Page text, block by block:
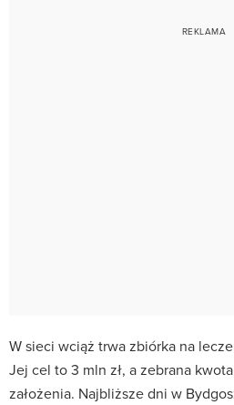
W sieci wciąż trwa zbiórka na
Jej cel to 3 mln zł, a zebrana
założenia. Najbliższe dni w